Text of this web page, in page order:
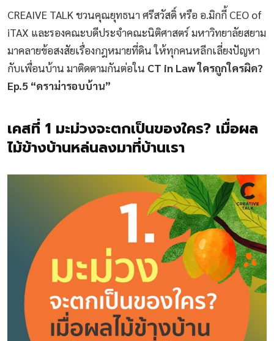
CREAIVE TALK ชวนคุณยุทธนา ศรีสวัสดิ์ หรือ อ.มิกกี้ CEO of
iTAX และรองคณะบดีประจำคณะนิติศาสตร์ มหาวิทยาลัยสยาม
มาคลายข้อสงสัยเรื่องกฎหมายที่ดิน ให้ทุกคนหลีกเลี่ยงปัญหา
กับเพื่อนบ้าน มาติดตามกันต่อใน CT in Law ใครถูกใครผิด?
Ep.5 “ดราม่ารอบบ้าน”
เคสที่ 1 มะม่วงจะตกเป็นของใคร? เมื่อผล
ไม้ข้างบ้านหล่นลงมาที่บ้านเรา